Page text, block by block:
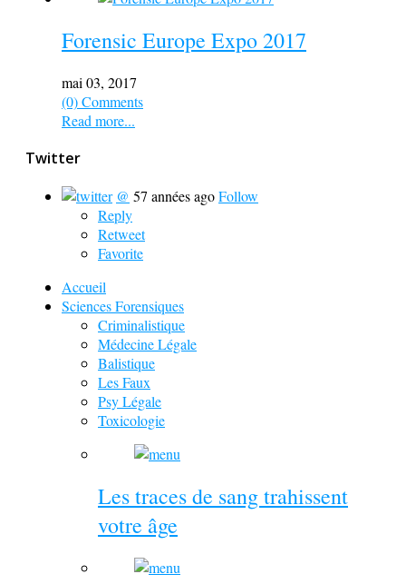
Forensic Europe Expo 2017
mai 03, 2017
(0) Comments
Read more...
Twitter
@ 57 années agoFollow
Reply
Retweet
Favorite
Accueil
Sciences Forensiques
Criminalistique
Médecine Légale
Balistique
Les Faux
Psy Légale
Toxicologie
Les traces de sang trahissent
votre âge